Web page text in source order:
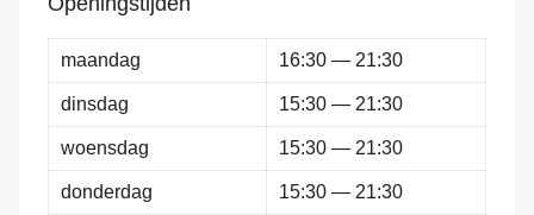
maandag 16:30 — 21:30
dinsdag 15:30 — 21:30
woensdag 15:30 — 21:30
donderdag 15:30 — 21:30